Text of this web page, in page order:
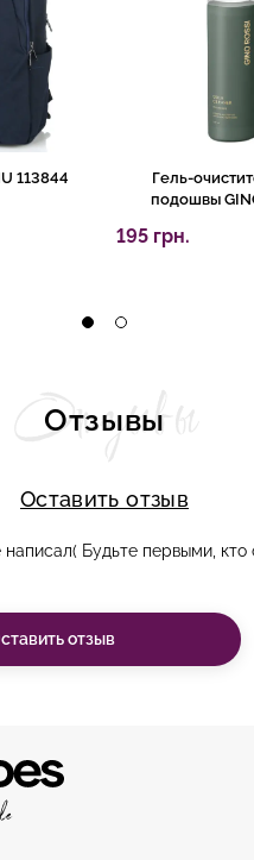
113844
Гель-
подошвы
195 грн.
Отзывы
Отзывы
Оставить отзыв
написал( Будьте первыми, кто
отзыв